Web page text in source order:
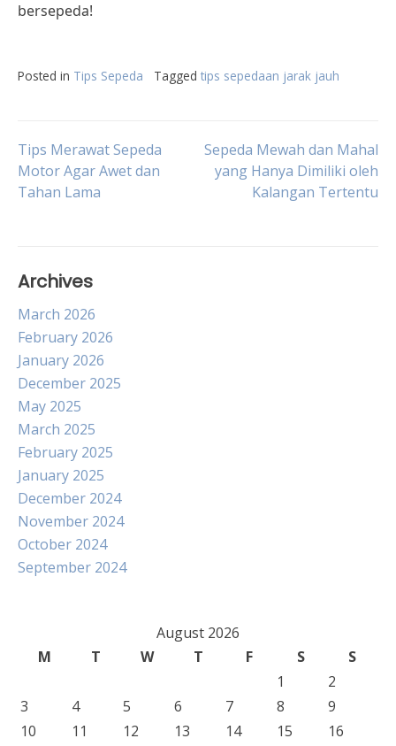
bersepeda!
Posted in Tips Sepeda Tagged tips sepedaan jarak jauh
Post
navigation
Tips Merawat Sepeda
Motor Agar Awet dan
Tahan Lama
Sepeda Mewah dan Mahal
yang Hanya Dimiliki oleh
Kalangan Tertentu
Archives
March 2026
February 2026
January 2026
December 2025
May 2025
March 2025
February 2025
January 2025
December 2024
November 2024
October 2024
September 2024
August 2026
M
T W T F S
S
1
2
3
4 5 6 7 8
9
10
11 12 13 14 15 16